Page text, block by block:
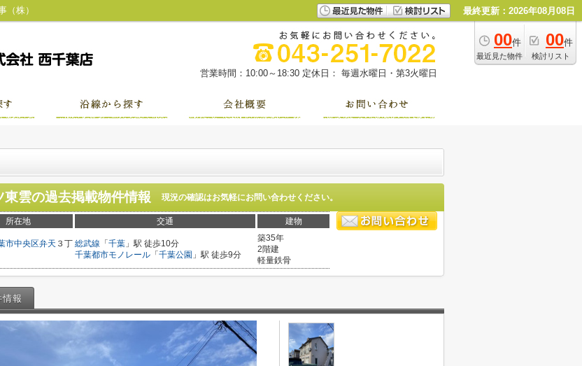
（株） 最終更新：2026年08月08日
00件
最近見た物件
00件
検討リスト
営業時間：10:00～18:30 定休日： 毎週水曜日・第3火曜日
東雲の過去掲載物件情報 現況の確認はお気軽にお問い合わせください。
所在地 交通 建物
市中央区弁天 ３丁 総武線 「 千葉 」駅 徒歩10分
千葉都市モノレール 「 千葉公園 」駅 徒歩9分
築35年
2階建
軽量鉄骨
情報